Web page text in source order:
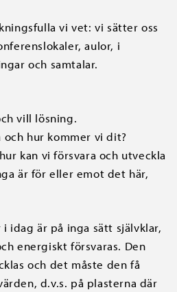
vi vet: vi sätter oss
aulor, i
och samtalar.
vill lösning.
och hur kommer vi dit?
kan vi försvara och utveckla
är för eller emot det här,
idag är på inga sätt självklar,
energiskt försvaras. Den
och det måste den få
d.v.s. på plasterna där